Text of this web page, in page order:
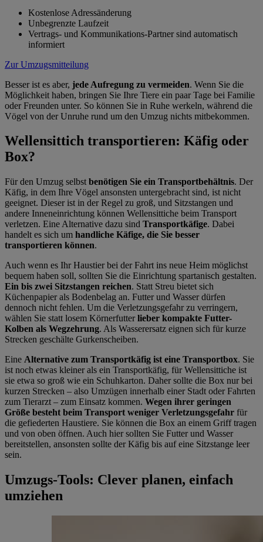
Kostenlose Adressänderung
Unbegrenzte Laufzeit
Vertrags- und Kommunikations-Partner sind automatisch
informiert
Zur Umzugsmitteilung
Besser ist es aber, jede Aufregung zu vermeiden. Wenn Sie die
Möglichkeit haben, bringen Sie Ihre Tiere ein paar Tage bei Familie
oder Freunden unter. So können Sie in Ruhe werkeln, während die
Vögel von der Unruhe rund um den Umzug nichts mitbekommen.
Wellensittich transportieren: Käfig oder
Box?
Für den Umzug selbst benötigen Sie ein Transportbehältnis. Der
Käfig, in dem Ihre Vögel ansonsten untergebracht sind, ist nicht
geeignet. Dieser ist in der Regel zu groß, und Sitzstangen und
andere Inneneinrichtung können Wellensittiche beim Transport
verletzen. Eine Alternative dazu sind Transportkäfige. Dabei
handelt es sich um handliche Käfige, die Sie besser
transportieren können.
Auch wenn es Ihr Haustier bei der Fahrt ins neue Heim möglichst
bequem haben soll, sollten Sie die Einrichtung spartanisch gestalten.
Ein bis zwei Sitzstangen reichen. Statt Streu bietet sich
Küchenpapier als Bodenbelag an. Futter und Wasser dürfen
dennoch nicht fehlen. Um die Verletzungsgefahr zu verringern,
wählen Sie statt losem Körnerfutterlieber kompakte Futter-
Kolben als Wegzehrung. Als Wasserersatz eignen sich für kurze
Strecken geschälte Gurkenscheiben.
Eine Alternative zum Transportkäfig ist eine Transportbox. Sie
ist noch etwas kleiner als ein Transportkäfig, für Wellensittiche ist
sie etwa so groß wie ein Schuhkarton. Daher sollte die Box nur bei
kurzen Strecken – also Umzügen innerhalb einer Stadt oder Fahrten
zum Tierarzt – zum Einsatz kommen. Wegen ihrer geringen
Größe besteht beim Transport weniger Verletzungsgefahr für
die gefiederten Haustiere. Sie können die Box an einem Griff tragen
und von oben öffnen. Auch hier sollten Sie Futter und Wasser
bereitstellen, ansonsten sollte der Käfig bis auf eine Sitzstange leer
sein.
Umzugs-Tools: Clever planen, einfach
umziehen